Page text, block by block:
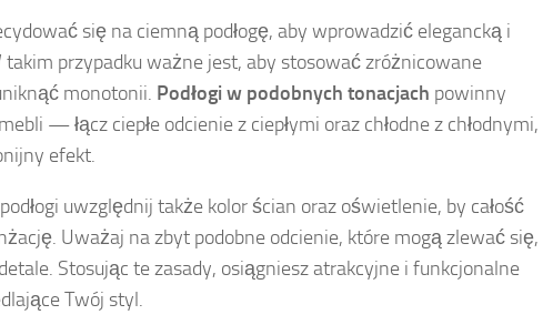
się na ciemną podłogę, aby wprowadzić elegancką i
takim przypadku ważne jest, aby stosować zróżnicowane
monotonii. Podłogi w podobnych tonacjach powinny
— łącz ciepłe odcienie z ciepłymi oraz chłodne z chłodnymi,
efekt.
uwzględnij także kolor ścian oraz oświetlenie, by całość
Uważaj na zbyt podobne odcienie, które mogą zlewać się,
Stosując te zasady, osiągniesz atrakcyjne i funkcjonalne
Twój styl.